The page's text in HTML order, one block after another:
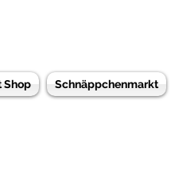
Shop Schnäppchenmarkt